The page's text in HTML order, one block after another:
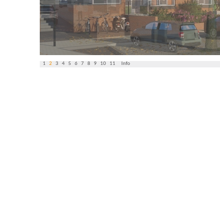
1 2 3 4 5 6 7 8 9 10 11 Info